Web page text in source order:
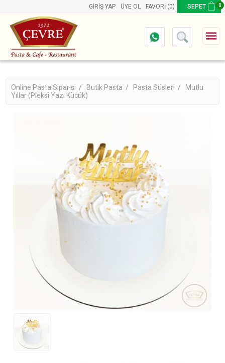
GIRIŞ YAP ÜYE OL FAVORI (0) SEPET 0
Online Pasta Siparişi / Butik Pasta / Pasta Süsleri /
Mutlu
Yıllar (Pleksi Yazı Kücük)